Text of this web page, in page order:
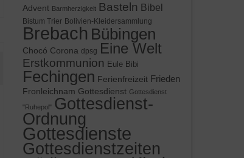
Advent Barmherzigkeit Basteln Bibel
Bistum Trier Bolivien-Kleidersammlung
Brebach Bübingen
Chocó Corona dpsg Eine Welt
Erstkommunion Eule Bibi
Fechingen Ferienfreizeit Frieden
Fronleichnam Gottesdienst Gottesdienst
"Ruhepol" Gottesdienst-
Ordnung
Gottesdienste
Gottesdienstzeiten